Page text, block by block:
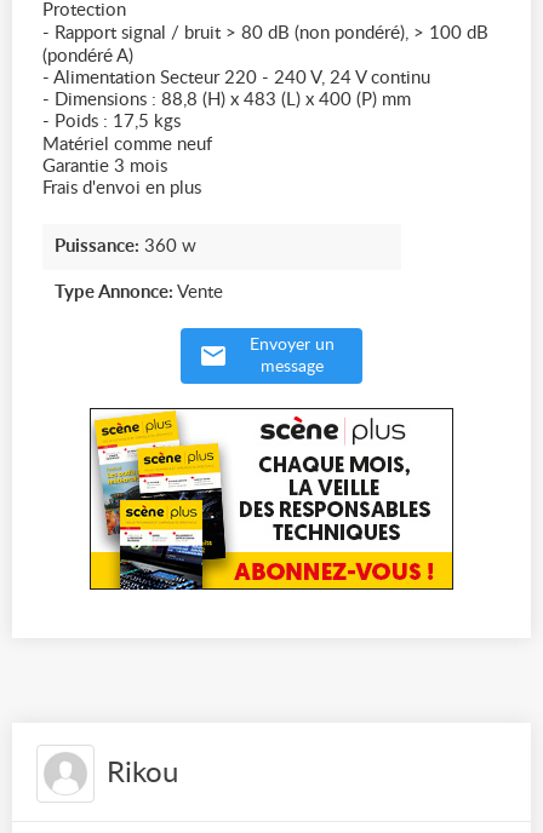
Protection
- Rapport signal / bruit > 80 dB (non pondéré), > 100 dB
(pondéré A)
- Alimentation Secteur 220 - 240 V, 24 V continu
- Dimensions : 88,8 (H) x 483 (L) x 400 (P) mm
- Poids : 17,5 kgs
Matériel comme neuf
Garantie 3 mois
Frais d'envoi en plus
Puissance: 360 w
Type Annonce: Vente
Envoyer un
message
Rikou